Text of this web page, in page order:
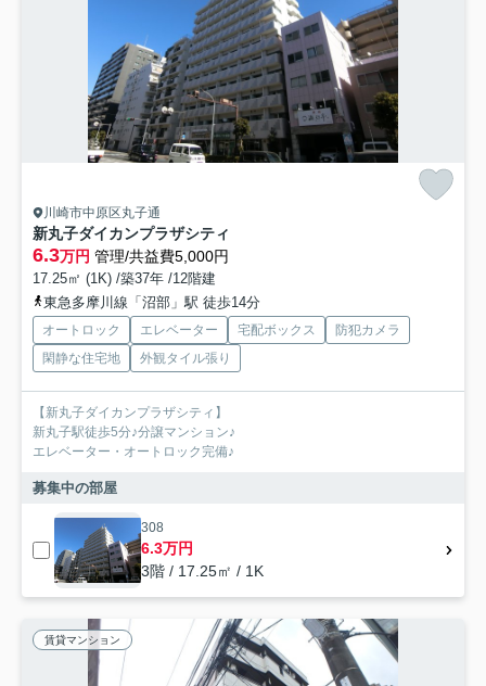
川崎市中原区丸子通
新丸子ダイカンプラザシティ
6.3万円 管理/共益費5,000円
17.25㎡ (1K) /築37年 /12階建
東急多摩川線「沼部」駅 徒歩14分
オートロック エレベーター 宅配ボックス
防犯カメラ
閑静な住宅地
外観タイル張り
【新丸子ダイカンプラザシティ】
新丸子駅徒歩5分♪分譲マンション♪
エレベーター・オートロック完備♪
募集中の部屋
308
6.3万円
3階 / 17.25㎡ / 1K
賃貸マンション